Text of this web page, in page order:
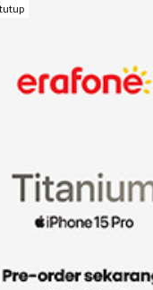
tutup
Pj. Wali Kota Ir. H.